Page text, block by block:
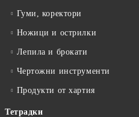
Гуми, коректори
Ножици и острилки
Лепила и брокати
Чертожни инструменти
Продукти от хартия
Тетрадки